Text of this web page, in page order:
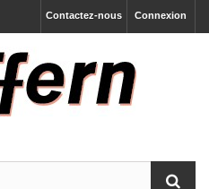
Connexion
Contactez-nous